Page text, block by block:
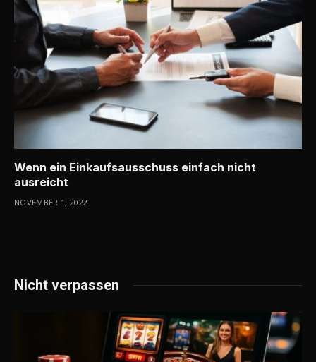
Wenn ein Einkaufsausschuss einfach nicht
ausreicht
NOVEMBER 1, 2022
Nicht verpassen